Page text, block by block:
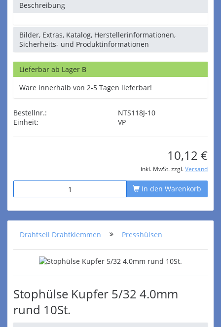
Beschreibung
Bilder, Extras, Katalog, Herstellerinformationen,
Sicherheits- und Produktinformationen
Lieferbar ab Lager B
Ware innerhalb von 2-5 Tagen lieferbar!
Bestellnr.:
NTS118J-10
Einheit:
VP
10,12 €
inkl. MwSt. zzgl.Versand
In den Warenkorb
Drahtseil Drahtklemmen Presshülsen
Stophülse Kupfer 5/32 4.0mm
rund 10St.